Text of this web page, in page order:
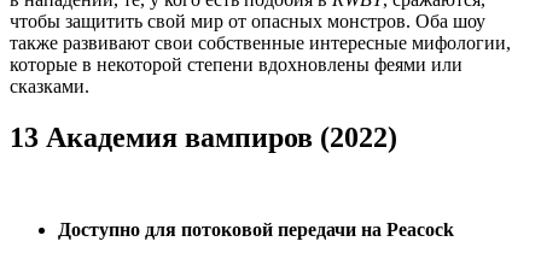
чтобы защитить свой мир от опасных монстров. Оба шоу
также развивают свои собственные интересные мифологии,
которые в некоторой степени вдохновлены феями или
сказками.
13 Академия вампиров (2022)
Доступно для потоковой передачи на Peacock